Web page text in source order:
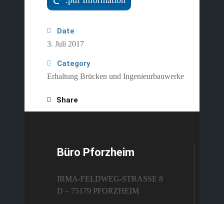
Date
3. Juli 2017
Category
Erhaltung Brücken und Ingenieurbauwerke
Share
Büro Pforzheim
IRMA-FELDWEG-STRASSE 8
D – 75179 PFORZHEIM